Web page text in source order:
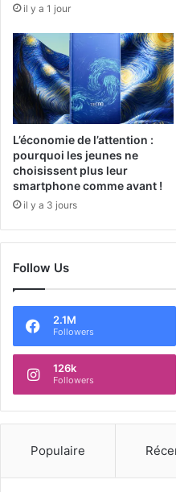
il y a 1 jour
L’économie de l’attention :
pourquoi les jeunes ne
choisissent plus leur
smartphone comme avant !
il y a 3 jours
Follow Us
2.1M
Followers
126k
Followers
Populaire